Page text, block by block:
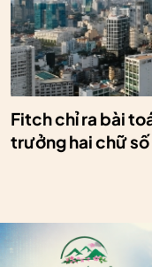
Fitch chỉ ra bài
trưởng hai chữ